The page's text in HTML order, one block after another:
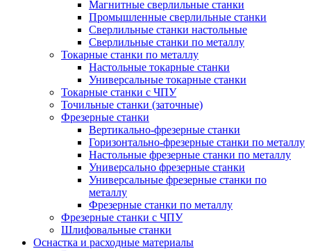
Магнитные сверлильные станки
Промышленные сверлильные станки
Сверлильные станки настольные
Сверлильные станки по металлу
Токарные станки по металлу
Настольные токарные станки
Универсальные токарные станки
Токарные станки с ЧПУ
Точильные станки (заточные)
Фрезерные станки
Вертикально-фрезерные станки
Горизонтально-фрезерные станки по металлу
Настольные фрезерные станки по металлу
Универсально фрезерные станки
Универсальные фрезерные станки по
металлу
Фрезерные станки по металлу
Фрезерные станки с ЧПУ
Шлифовальные станки
Оснастка и расходные материалы